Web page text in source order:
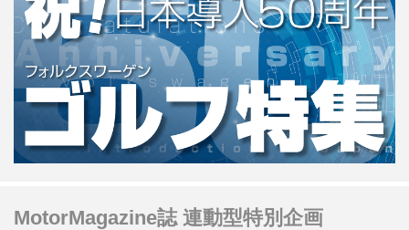
MotorMagazine誌 連動型特別企画